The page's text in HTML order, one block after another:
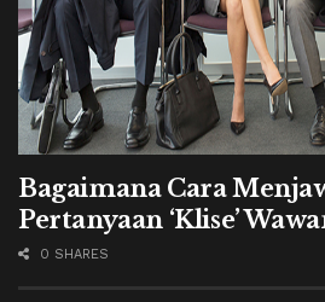
Bagaimana Cara
Pertanyaan ‘Klise’
0 SHARES